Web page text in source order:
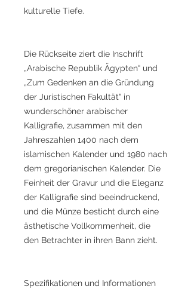
kulturelle Tiefe.
Die Rückseite ziert die Inschrift
„Arabische Republik Ägypten“ und
„Zum Gedenken an die Gründung
der Juristischen Fakultät“ in
wunderschöner arabischer
Kalligrafie, zusammen mit den
Jahreszahlen 1400 nach dem
islamischen Kalender und 1980 nach
dem gregorianischen Kalender. Die
Feinheit der Gravur und die Eleganz
der Kalligrafie sind beeindruckend,
und die Münze besticht durch eine
ästhetische Vollkommenheit, die
den Betrachter in ihren Bann zieht.
Spezifikationen und Informationen